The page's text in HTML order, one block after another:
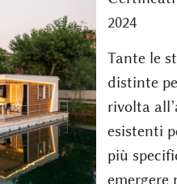
2024
Tante le
distinte
rivolta
esistenti
più
emergere